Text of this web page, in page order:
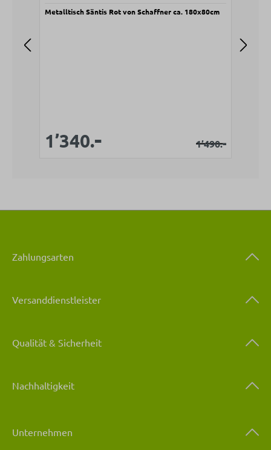
Metalltisch Säntis Rot von Schaffner ca. 180x80cm
Verkaufspreis:
1’340.- Regulärer
1’490.-
Zahlungsarten
Versanddienstleister
Qualität & Sicherheit
Nachhaltigkeit
Unternehmen